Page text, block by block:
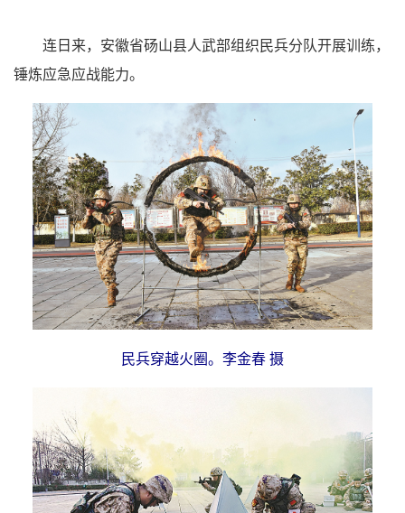
连日来，安徽省砀山县人武部组织民兵分队开展训练，
锤炼应急应战能力。
民兵穿越火圈。李金春 摄